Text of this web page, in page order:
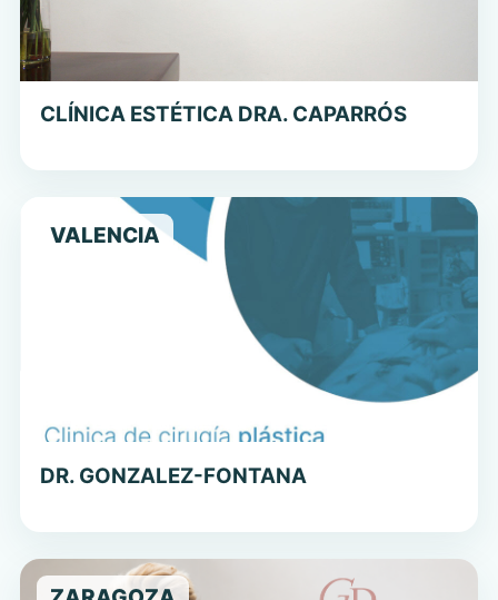
CLÍNICA ESTÉTICA DRA. CAPARRÓS
VALENCIA
DR. GONZALEZ-FONTANA